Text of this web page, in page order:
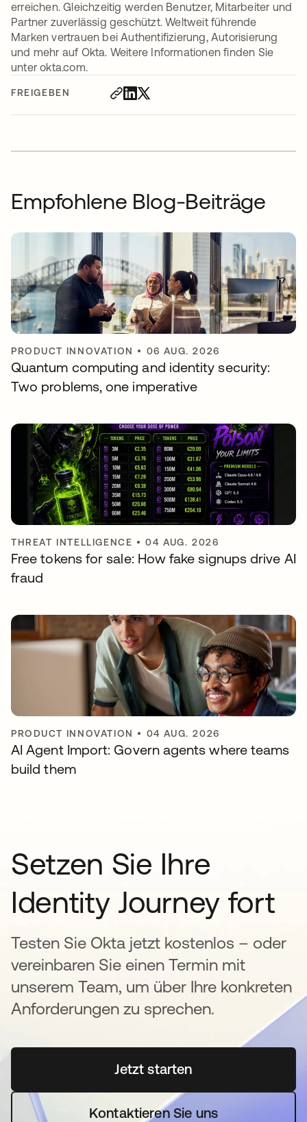
FREIGEBEN
erreichen. Gleichzeitig werden Benutzer, Mitarbeiter und
Partner zuverlässig geschützt. Weltweit führende
Marken vertrauen bei Authentifizierung, Autorisierung
und mehr auf Okta. Weitere Informationen finden Sie
unter okta.com.
Empfohlene Blog-Beiträge
PRODUCT INNOVATION • 06 AUG. 2026
Quantum computing and identity security:
Two problems, one imperative
THREAT INTELLIGENCE •04 AUG. 2026
Free tokens for sale: How fake signups drive AI
fraud
PRODUCT INNOVATION • 04 AUG. 2026
AI Agent Import: Govern agents where teams
build them
Setzen Sie Ihre
Identity Journey fort
Testen Sie Okta jetzt kostenlos – oder
vereinbaren Sie einen Termin mit
unserem Team, um über Ihre konkreten
Anforderungen zu sprechen.
Jetzt startenwird in einer neuen
Kontaktieren Sie uns